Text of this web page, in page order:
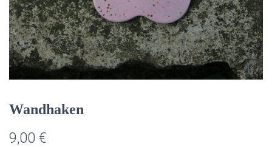
Wandhaken
9,00 €